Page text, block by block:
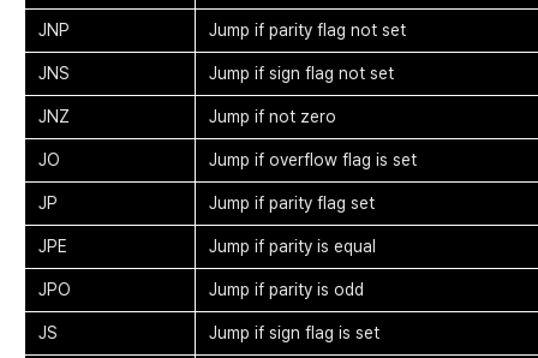
JNP Jump if parity flag not set
JNS Jump if sign flag not set
JNZ Jump if not zero
JO Jump if overflow flag is set
JP Jump if parity flag set
JPE Jump if parity is equal
JPO Jump if parity is odd
JS Jump if sign flag is set